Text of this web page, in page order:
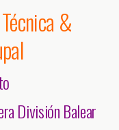
&
División Balear